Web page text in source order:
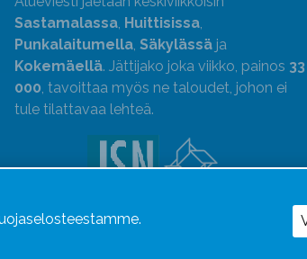
Sastamalassa, Huittisissa,
Punkalaitumella, Säkylässäja
Kokemäellä. Jättijako joka viikko, painos 33
000, tavoittaa myös ne taloudet, johon ei
tule tilattavaa lehteä.
Uutismedian Liiton jäsen. Noudatamme